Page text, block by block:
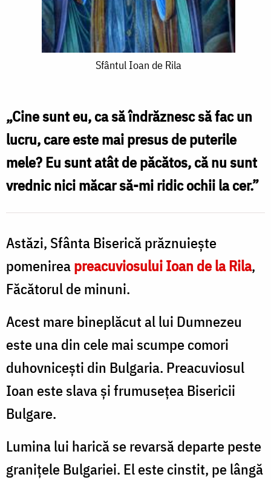
de
Rila
Sfântul Ioan de Rila
„Cine sunt eu, ca să îndrăznesc să fac un
lucru, care este mai presus de puterile
mele? Eu sunt atât de păcătos, că nu sunt
vrednic nici măcar să-mi ridic ochii la cer.”
Astăzi, Sfânta Biserică prăznuieşte
pomenireapreacuviosului Ioan de la Rila,
Făcătorul de minuni.
Acest mare bineplăcut al lui Dumnezeu
este una din cele mai scumpe comori
duhovniceşti din Bulgaria. Preacuviosul
Ioan este slava şi frumuseţea Bisericii
Bulgare.
Lumina lui harică se revarsă departe peste
graniţele Bulgariei. El este cinstit, pe lângă